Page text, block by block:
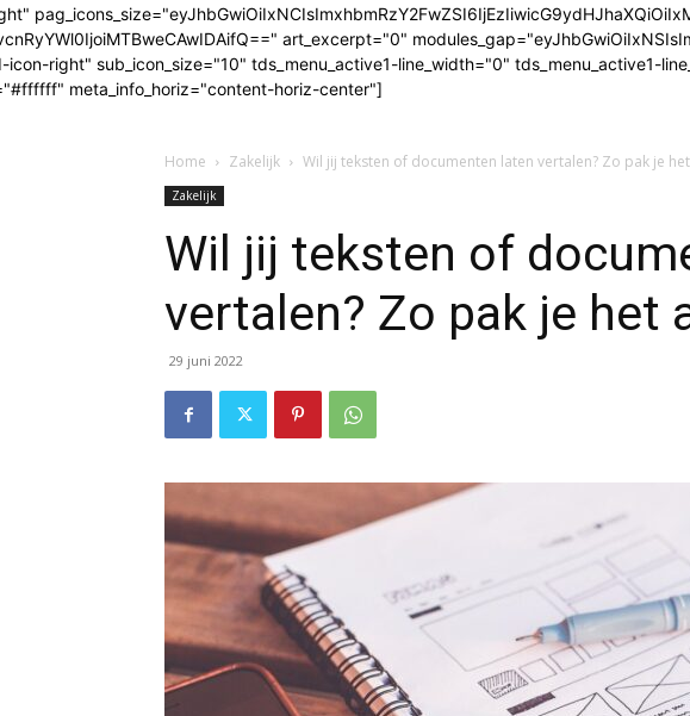
art_excerpt="0"
right" sub_icon_size="10" tds_menu_active1-line_width="0" tds_menu_active1-
meta_info_horiz="content-horiz-center"]
Home Zakelijk Wil jij teksten of documenten laten vertalen? Zo pak je
Zakelijk
Wil jij teksten of
vertalen? Zo pak je het
29 juni 2022